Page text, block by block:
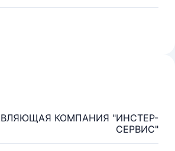
КОМПАНИЯ "ИНСТЕР-
СЕРВИС"